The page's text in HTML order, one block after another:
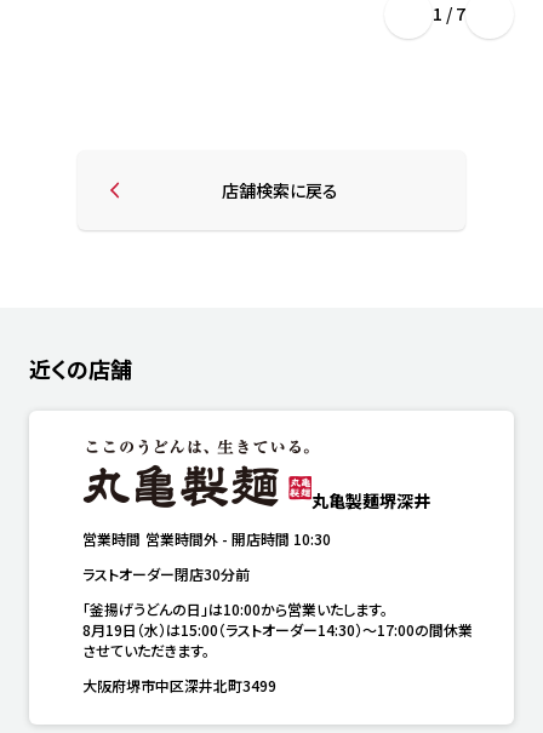
1 / 7
店舗検索に戻る
近くの店舗
丸亀製麺堺深井
営業時間 営業時間外 - 開店時間 10:30
ラストオーダー閉店30分前
「釜揚げうどんの日」は10:00から営業いたします。
8月19日（水）は15:00（ラストオーダー14:30）～17:00の間休業
させていただきます。
大阪府堺市中区深井北町3499